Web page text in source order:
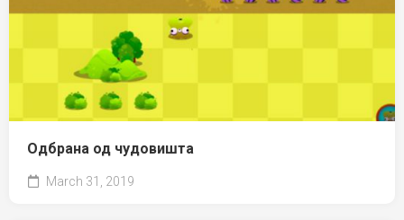
Одбрана од чудовишта
March 31, 2019